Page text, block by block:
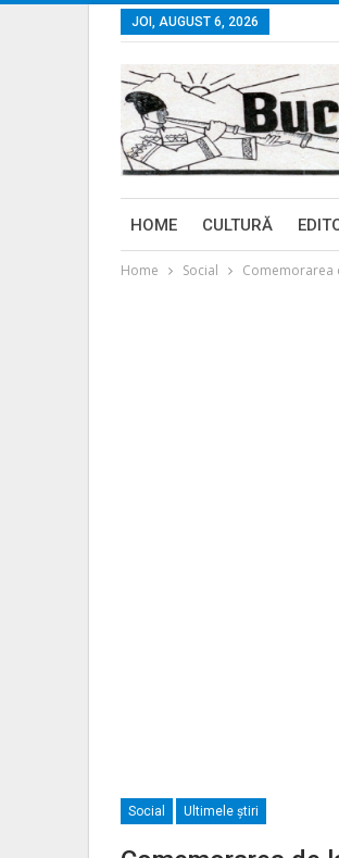
JOI, AUGUST 6, 2026
HOME CULTURĂ
Home Social Comemorarea
Social Ultimele ştiri